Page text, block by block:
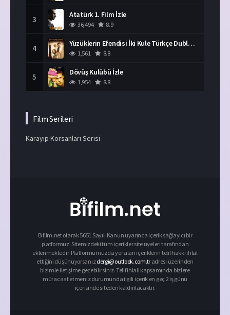
3 Atatürk 1. Film İzle
36,494 8.9
4 Yüzüklerin Efendisi İki Kule Türkçe Dublaj İzle
1,561 8.8
5 Dövüş Kulübü İzle
1,954 8.8
Film Serileri
Karayip Korsanları Serisi
Bifilm.net olarak 5651 Sayılı Kanun uyarınca içerik sağlayıcı bir
platformuz. Sitemizdeki tüm içerikler site üyeleri tarafından
eklenmektedir. Platformumuzda yer alan içeriklerin telif hakkı ihlal
ettiğini düşünüyorsanızdergi@outlook.com.tr adresi üzerinden
bizimle iletişime geçebilirsiniz. Telif ihlali kapsamında bizlere
müracaat etmeniz durumunda ilgili içerik en geç 2 iş günü
içerisinde siteden kaldırılacaktır.